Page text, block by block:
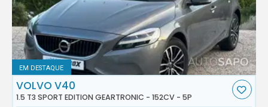
EM DESTAQUE
VOLVO V40
1.5 T3 SPORT EDITION GEARTRONIC - 152CV - 5P